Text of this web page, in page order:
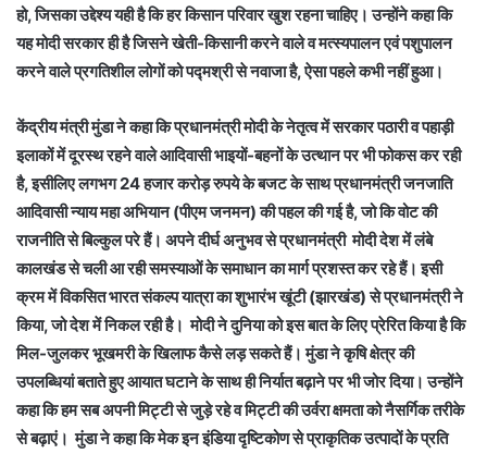
हो, जिसका उद्देश्य यही है कि हर किसान परिवार खुश रहना चाहिए। उन्होंने कहा कि
यह मोदी सरकार ही है जिसने खेती-किसानी करने वाले व मत्स्यपालन एवं पशुपालन
करने वाले प्रगतिशील लोगों को पद्मश्री से नवाजा है, ऐसा पहले कभी नहीं हुआ।
केंद्रीय मंत्री मुंडा ने कहा कि प्रधानमंत्री मोदी के नेतृत्व में सरकार पठारी व पहाड़ी
इलाकों में दूरस्थ रहने वाले आदिवासी भाइयों-बहनों के उत्थान पर भी फोकस कर रही
है, इसीलिए लगभग 24 हजार करोड़ रुपये के बजट के साथ प्रधानमंत्री जनजाति
आदिवासी न्याय महा अभियान (पीएम जनमन) की पहल की गई है, जो कि वोट की
राजनीति से बिल्कुल परे हैं। अपने दीर्घ अनुभव से प्रधानमंत्री मोदी देश में लंबे
कालखंड से चली आ रही समस्याओं के समाधान का मार्ग प्रशस्त कर रहे हैं। इसी
क्रम में विकसित भारत संकल्प यात्रा का शुभारंभ खूंटी (झारखंड) से प्रधानमंत्री ने
किया, जो देश में निकल रही है। मोदी ने दुनिया को इस बात के लिए प्रेरित किया है कि
मिल-जुलकर भूखमरी के खिलाफ कैसे लड़ सकते हैं। मुंडा ने कृषि क्षेत्र की
उपलब्धियां बताते हुए आयात घटाने के साथ ही निर्यात बढ़ाने पर भी जोर दिया। उन्होंने
कहा कि हम सब अपनी मिट्टी से जुड़े रहे व मिट्टी की उर्वरा क्षमता को नैसर्गिक तरीके
से बढ़ाएं। मुंडा ने कहा कि मेक इन इंडिया दृष्टिकोण से प्राकृतिक उत्पादों के प्रति